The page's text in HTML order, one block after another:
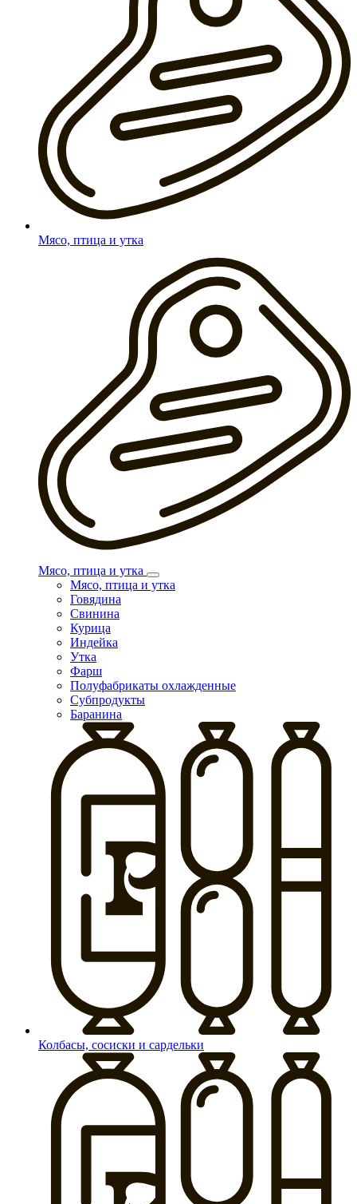
Мясо, птица и утка
Мясо, птица и утка
Мясо, птица и утка
Говядина
Свинина
Курица
Индейка
Утка
Фарш
Полуфабрикаты охлажденные
Субпродукты
Баранина
Колбасы, сосиски и сардельки